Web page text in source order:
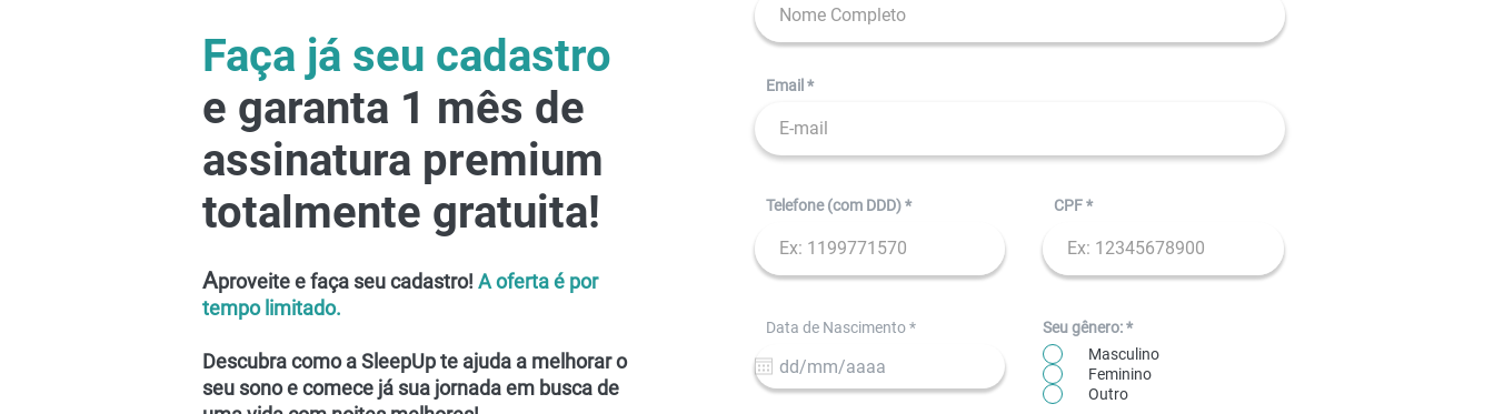
Faça já seu cadastro
e garanta 1 mês de
assinatura premium
totalmente gratuita!
Aproveite e faça seu cadastro! A oferta é por
tempo limitado.
Descubra como a SleepUp te ajuda a melhorar o
seu sono e comece já sua jornada em busca de
Email
Telefone (com DDD) CPF
Data de Nascimento*r
i
Seu gênero:*
Masculino
Feminino
Outro